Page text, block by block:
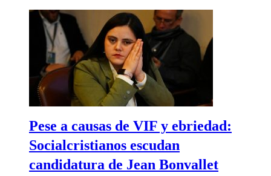
Pese a causas de VIF y ebriedad:
Socialcristianos escudan
candidatura de Jean Bonvallet